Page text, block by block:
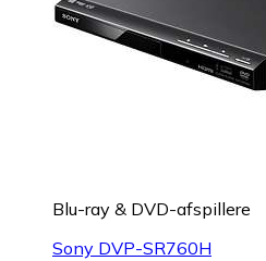
Blu-ray & DVD-afspillere
Sony DVP-SR760H